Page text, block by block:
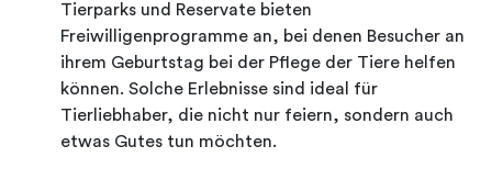
Tierparks und Reservate bieten
Freiwilligenprogramme an, bei denen Besucher an
ihrem Geburtstag bei der Pflege der Tiere helfen
können. Solche Erlebnisse sind ideal für
Tierliebhaber, die nicht nur feiern, sondern auch
etwas Gutes tun möchten.